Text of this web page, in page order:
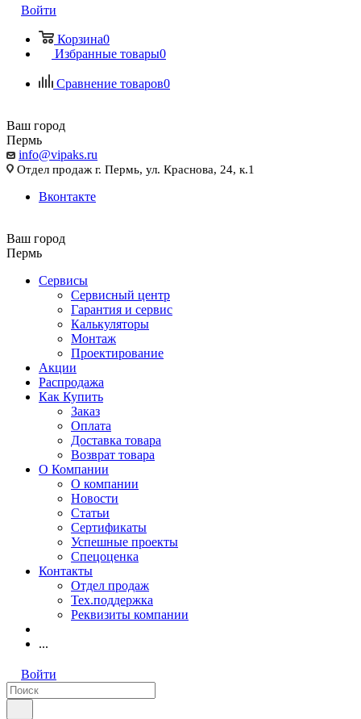
Войти
Корзина0
Избранные товары0
Сравнение товаров0
Ваш город
Пермь
info@vipaks.ru
Отдел продаж г. Пермь, ул. Краснова, 24, к.1
Вконтакте
Ваш город
Пермь
Сервисы
Сервисный центр
Гарантия и сервис
Калькуляторы
Монтаж
Проектирование
Акции
Распродажа
Как Купить
Заказ
Оплата
Доставка товара
Возврат товара
О Компании
О компании
Новости
Статьи
Сертификаты
Успешные проекты
Спецоценка
Контакты
Отдел продаж
Тех.поддержка
Реквизиты компании
...
Войти